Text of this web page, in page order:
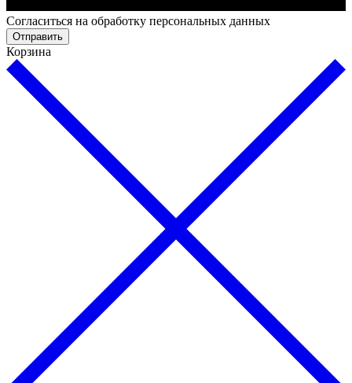
Cогласиться на обработку персональных данных
Отправить
Корзина